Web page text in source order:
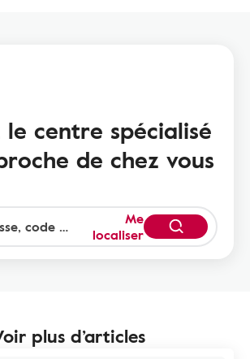
le centre spécialisé
de chez vous
Me
localiser
plus d’articles